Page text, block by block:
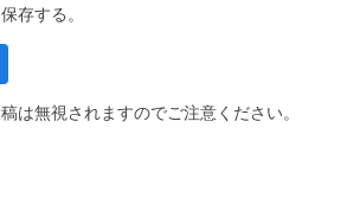
存する。
は無視されますのでご注意ください。